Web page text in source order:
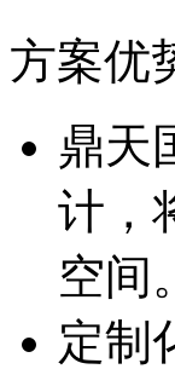
方案优
鼎天
计
空间。
定制